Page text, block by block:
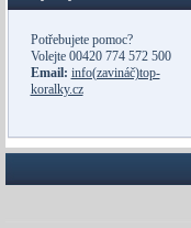
Potřebujete pomoc?
Volejte 00420 774 572 500
Email: info(zavináč)top-
koralky.cz